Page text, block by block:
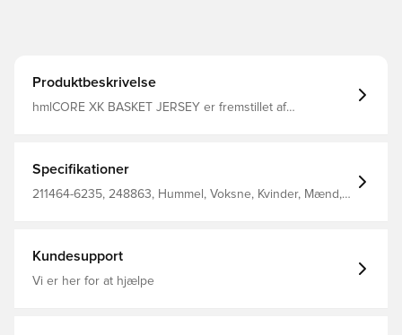
Produktbeskrivelse
hmlCORE XK BASKET JERSEY er fremstillet af
spillet, mens smarte signaturvinkler og logo sørger for
stilen.
Specifikationer
211464-6235, 248863, Hummel, Voksne, Kvinder, Mænd,
Kundesupport
Vi er her for at hjælpe